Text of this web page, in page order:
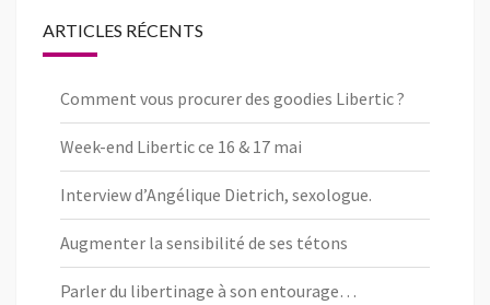
ARTICLES RÉCENTS
Comment vous procurer des goodies Libertic ?
Week-end Libertic ce 16 & 17 mai
Interview d’Angélique Dietrich, sexologue.
Augmenter la sensibilité de ses tétons
Parler du libertinage à son entourage…